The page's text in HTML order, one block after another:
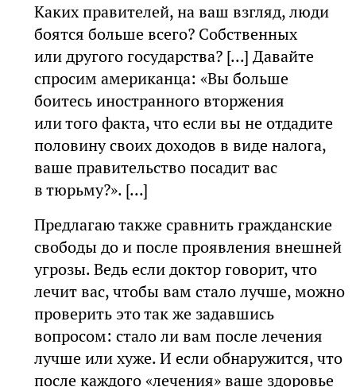
Каких правителей, на ваш взгляд, люди
боятся больше всего? Собственных
или другого государства? [...] Давайте
спросим американца: «Вы больше
боитесь иностранного вторжения
или того факта, что если вы не отдадите
половину своих доходов в виде налога,
ваше правительство посадит вас
в тюрьму?». [...]
Предлагаю также сравнить гражданские
свободы до и после проявления внешней
угрозы. Ведь если доктор говорит, что
лечит вас, чтобы вам стало лучше, можно
проверить это так же задавшись
вопросом: стало ли вам после лечения
лучше или хуже. И если обнаружится, что
после каждого «лечения» ваше здоровье